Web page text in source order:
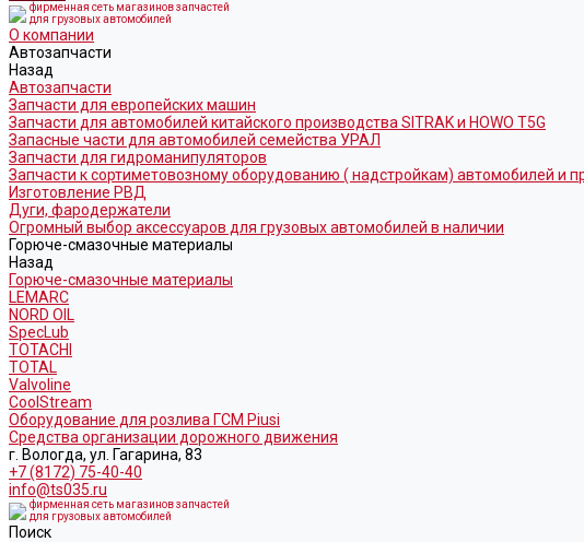
фирменная сеть магазинов запчастей
для грузовых автомобилей
О компании
Автозапчасти
Назад
Автозапчасти
Запчасти для европейских машин
Запчасти для автомобилей китайского производства SITRAK и HOWO T5G
Запасные части для автомобилей семейства УРАЛ
Запчасти для гидроманипуляторов
Запчасти к сортиметовозному оборудованию ( надстройкам) автомобилей и
Изготовление РВД
Дуги, фародержатели
Огромный выбор аксессуаров для грузовых автомобилей в наличии
Горюче-смазочные материалы
Назад
Горюче-смазочные материалы
LEMARC
NORD OIL
SpecLub
TOTACHI
TOTAL
Valvoline
CoolStream
Оборудование для розлива ГСМ Piusi
Средства организации дорожного движения
г. Вологда, ул. Гагарина, 83
+7 (8172) 75-40-40
info@ts035.ru
фирменная сеть магазинов запчастей
для грузовых автомобилей
Поиск